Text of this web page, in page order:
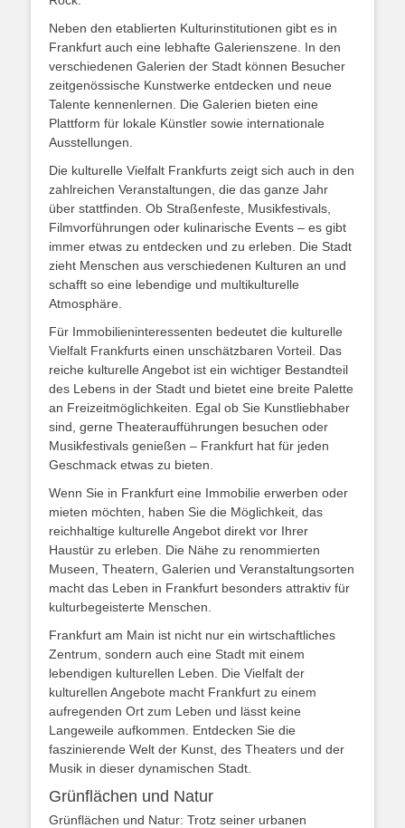
Neben den etablierten Kulturinstitutionen gibt es in
Frankfurt auch eine lebhafte Galerienszene. In den
verschiedenen Galerien der Stadt können Besucher
zeitgenössische Kunstwerke entdecken und neue
Talente kennenlernen. Die Galerien bieten eine
Plattform für lokale Künstler sowie internationale
Ausstellungen.
Die kulturelle Vielfalt Frankfurts zeigt sich auch in den
zahlreichen Veranstaltungen, die das ganze Jahr
über stattfinden. Ob Straßenfeste, Musikfestivals,
Filmvorführungen oder kulinarische Events – es gibt
immer etwas zu entdecken und zu erleben. Die Stadt
zieht Menschen aus verschiedenen Kulturen an und
schafft so eine lebendige und multikulturelle
Atmosphäre.
Für Immobilieninteressenten bedeutet die kulturelle
Vielfalt Frankfurts einen unschätzbaren Vorteil. Das
reiche kulturelle Angebot ist ein wichtiger Bestandteil
des Lebens in der Stadt und bietet eine breite Palette
an Freizeitmöglichkeiten. Egal ob Sie Kunstliebhaber
sind, gerne Theateraufführungen besuchen oder
Musikfestivals genießen – Frankfurt hat für jeden
Geschmack etwas zu bieten.
Wenn Sie in Frankfurt eine Immobilie erwerben oder
mieten möchten, haben Sie die Möglichkeit, das
reichhaltige kulturelle Angebot direkt vor Ihrer
Haustür zu erleben. Die Nähe zu renommierten
Museen, Theatern, Galerien und Veranstaltungsorten
macht das Leben in Frankfurt besonders attraktiv für
kulturbegeisterte Menschen.
Frankfurt am Main ist nicht nur ein wirtschaftliches
Zentrum, sondern auch eine Stadt mit einem
lebendigen kulturellen Leben. Die Vielfalt der
kulturellen Angebote macht Frankfurt zu einem
aufregenden Ort zum Leben und lässt keine
Langeweile aufkommen. Entdecken Sie die
faszinierende Welt der Kunst, des Theaters und der
Musik in dieser dynamischen Stadt.
Grünflächen und Natur
Grünflächen und Natur: Trotz seiner urbanen